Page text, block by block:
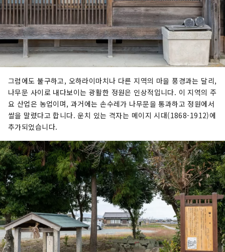
그럼에도 불구하고, 오하라이마치나 다른 지역의 마을 풍경과는 달리,
나무문 사이로 내다보이는 광활한 정원은 인상적입니다. 이 지역의 주
요 산업은 농업이며, 과거에는 손수레가 나무문을 통과하고 정원에서
쌀을 말렸다고 합니다. 운치 있는 격자는 메이지 시대(1868-1912)에
추가되었습니다.